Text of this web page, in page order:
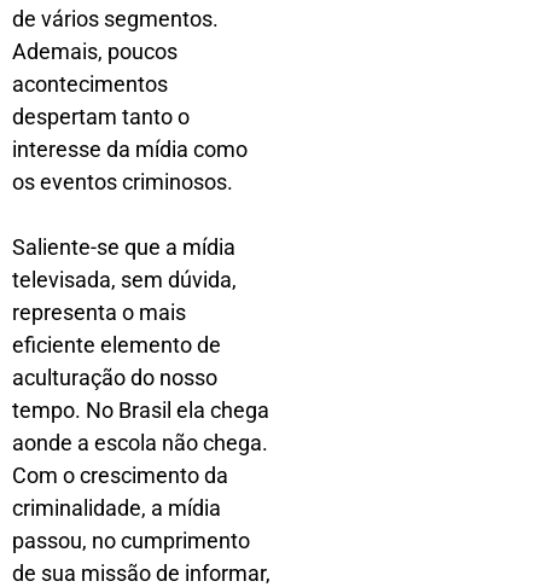
de vários segmentos.
Ademais, poucos
acontecimentos
despertam tanto o
interesse da mídia como
os eventos criminosos.
Saliente-se que a mídia
televisada, sem dúvida,
representa o mais
eficiente elemento de
aculturação do nosso
tempo. No Brasil ela chega
aonde a escola não chega.
Com o crescimento da
criminalidade, a mídia
passou, no cumprimento
de sua missão de informar,